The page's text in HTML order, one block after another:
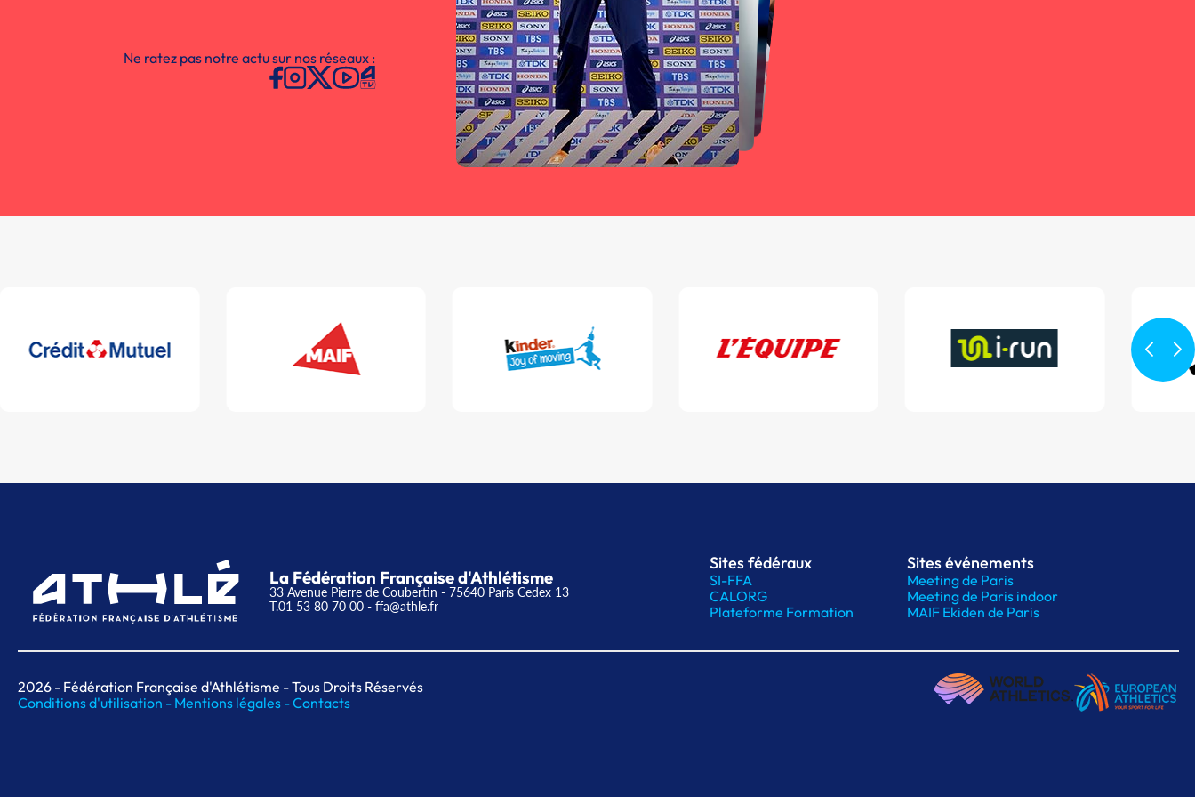
Ne ratez pas notre actu sur nos réseaux :
La Fédération Française d'Athlétisme
33 Avenue Pierre de Coubertin - 75640 Paris Cedex 13
T.01 53 80 70 00 - ffa@athle.fr
Sites fédéraux
SI-FFA
CALORG
Plateforme Formation
Sites événements
Meeting de Paris
Meeting de Paris indoor
MAIF Ekiden de Paris
2026 - Fédération Française d'Athlétisme - Tous Droits Réservés
Conditions d'utilisation - Mentions légales -Contacts